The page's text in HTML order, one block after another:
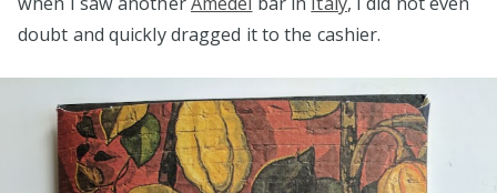
doubt and quickly dragged it to the cashier.